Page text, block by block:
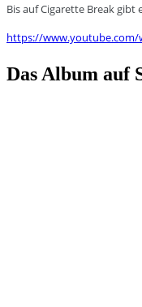
Bis auf Cigarette Break gibt
https://www.youtube.com/
Das Album auf